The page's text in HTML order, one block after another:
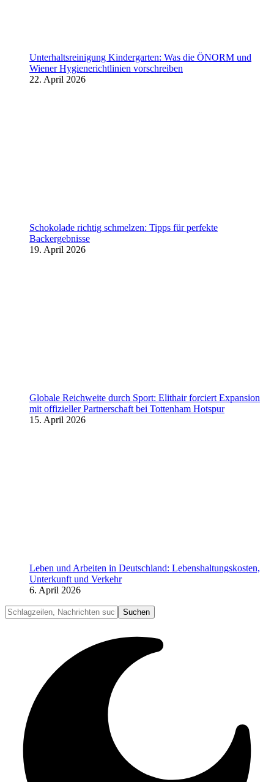
Unterhaltsreinigung Kindergarten: Was die ÖNORM und
Wiener Hygienerichtlinien vorschreiben
22. April 2026
Schokolade richtig schmelzen: Tipps für perfekte
Backergebnisse
19. April 2026
Globale Reichweite durch Sport: Elithair forciert Expansion
mit offizieller Partnerschaft bei Tottenham Hotspur
15. April 2026
Leben und Arbeiten in Deutschland: Lebenshaltungskosten,
Unterkunft und Verkehr
6. April 2026